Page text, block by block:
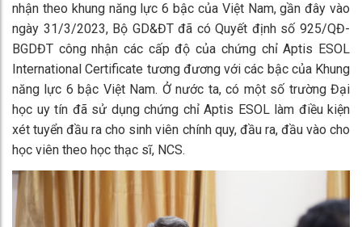
nhận theo khung năng lực 6 bậc của Việt Nam, gần đây vào
ngày 31/3/2023, Bộ GD&ĐT đã có Quyết định số 925/QĐ-
BGDĐT công nhận các cấp độ của chứng chỉ Aptis ESOL
International Certificate tương đương với các bậc của Khung
năng lực 6 bậc Việt Nam. Ở nước ta, có một số trường Đại
học uy tín đã sử dụng chứng chỉ Aptis ESOL làm điều kiện
xét tuyển đầu ra cho sinh viên chính quy, đầu ra, đầu vào cho
học viên theo học thạc sĩ, NCS.